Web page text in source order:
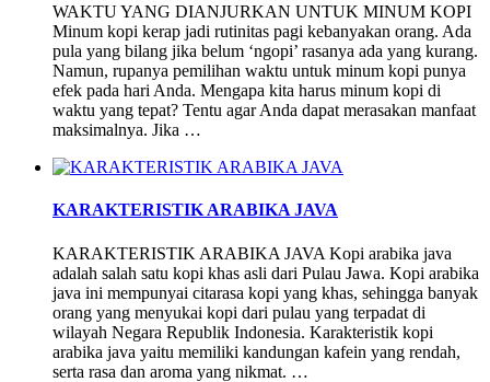
WAKTU YANG DIANJURKAN UNTUK MINUM KOPI
Minum kopi kerap jadi rutinitas pagi kebanyakan orang. Ada
pula yang bilang jika belum ‘ngopi’ rasanya ada yang kurang.
Namun, rupanya pemilihan waktu untuk minum kopi punya
efek pada hari Anda. Mengapa kita harus minum kopi di
waktu yang tepat? Tentu agar Anda dapat merasakan manfaat
maksimalnya. Jika …
KARAKTERISTIK ARABIKA JAVA
KARAKTERISTIK ARABIKA JAVA Kopi arabika java
adalah salah satu kopi khas asli dari Pulau Jawa. Kopi arabika
java ini mempunyai citarasa kopi yang khas, sehingga banyak
orang yang menyukai kopi dari pulau yang terpadat di
wilayah Negara Republik Indonesia. Karakteristik kopi
arabika java yaitu memiliki kandungan kafein yang rendah,
serta rasa dan aroma yang nikmat. …